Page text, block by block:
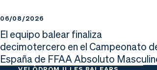
06/08/2026
El equipo balear finaliza
decimotercero en el Campeonato
España de FFAA Absoluto